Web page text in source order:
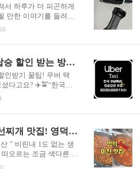
시에서 우버 앱으로 일
제도 앱으로 자동 처리
수 있어요.게다가 지금
할인까지 받을 수 있
서 하루가 더 피곤하게
만한 이야기를 들려드
다리가 잘 붓는 편인데
들이 오면 진짜 너무 뭐
가 필요하다고 느끼면
안써본게 없을 정도였
대용으로 정착하게 된
안은 ‘풀리오 공기압
하다는 느낌까진 잘 들
실..
한국 우버 택시 첫 탑승 할인 받는 방법! 프로모션 코드로 최대 15,000원 할인 받기 🎉 (2025년 12월까지 연장!)
인받기 꿀팁! 우버 택
다고요? ✈️🚖“한국에
는 사실!” 알고 계셨나
버 택시 첫 탑승 시 할인
게요! 🚖✨ 📌 우버 택
드:👉 “ 5000UBERTA
원 할인 혜택! 💸이번
비린내 1도 없는 생선찌개 맛집! 영덕 나비산
" 비린내 1도 없는 생
오르는 조금 색다른 맛
개하려고 합니다.보통